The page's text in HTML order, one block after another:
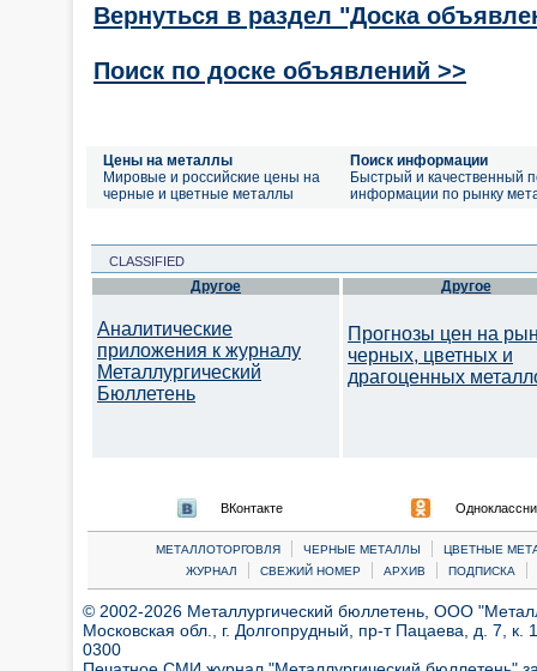
Вернуться в раздел "Доска
Поиск по доске объявлений >>
Цены на металлы
Мировые и российские цены на
черные и цветные металлы
Поиск информации
Быстрый и качественный
информации по рынку
CLASSIFIED
Другое
Аналитические
приложения к журналу
Металлургический
Бюллетень
Другое
Прогнозы цен на
черных, цветных и
драгоценных
ВКонтакте
МЕТАЛЛОТОРГОВЛЯ | ЧЕРНЫЕ МЕТАЛЛЫ |
ЦВЕТНЫЕ
ЖУРНАЛ
| СВЕЖИЙ НОМЕР | АРХИВ | ПОДПИСКА |
© 2002-2026 Металлургический бюллетень, ООО
Московская обл., г. Долгопрудный, пр-т Пацаева, д. 7,
0300